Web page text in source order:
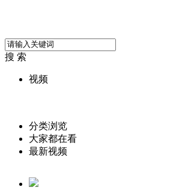
搜 索
视频
分类浏览
大家都在看
最新视频